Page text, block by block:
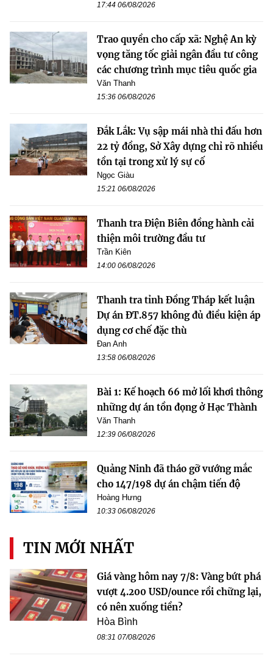
17:44 06/08/2026
Trao quyền cho cấp xã: Nghệ An kỳ
vọng tăng tốc giải ngân đầu tư công
các chương trình mục tiêu quốc gia
Văn Thanh
15:36 06/08/2026
Đắk Lắk: Vụ sập mái nhà thi đấu hơn
22 tỷ đồng, Sở Xây dựng chỉ rõ nhiều
tồn tại trong xử lý sự cố
Ngọc Giàu
15:21 06/08/2026
Thanh tra Điện Biên đồng hành cải
thiện môi trường đầu tư
Trần Kiên
14:00 06/08/2026
Thanh tra tỉnh Đồng Tháp kết luận
Dự án ĐT.857 không đủ điều kiện áp
dụng cơ chế đặc thù
Đan Anh
13:58 06/08/2026
Bài 1: Kế hoạch 66 mở lối khơi thông
những dự án tồn đọng ở Hạc Thành
Văn Thanh
12:39 06/08/2026
Quảng Ninh đã tháo gỡ vướng mắc
cho 147/198 dự án chậm tiến độ
Hoàng Hưng
10:33 06/08/2026
TIN MỚI NHẤT
Giá vàng hôm nay 7/8: Vàng bứt phá
vượt 4.200 USD/ounce rồi chững lại,
có nên xuống tiền?
Hòa Bình
08:31 07/08/2026